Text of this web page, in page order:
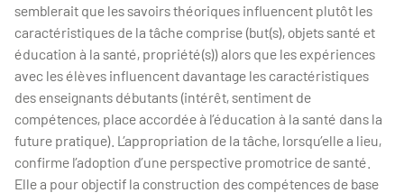
semblerait que les savoirs théoriques influencent plutôt les
caractéristiques de la tâche comprise (but(s), objets santé et
éducation à la santé, propriété(s)) alors que les expériences
avec les élèves influencent davantage les caractéristiques
des enseignants débutants (intérêt, sentiment de
compétences, place accordée à l’éducation à la santé dans la
future pratique). L’appropriation de la tâche, lorsqu’elle a lieu,
confirme l’adoption d’une perspective promotrice de santé.
Elle a pour objectif la construction des compétences de base